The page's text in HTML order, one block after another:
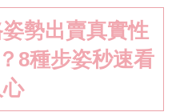
姿勢出賣真實性
8種步姿秒速看